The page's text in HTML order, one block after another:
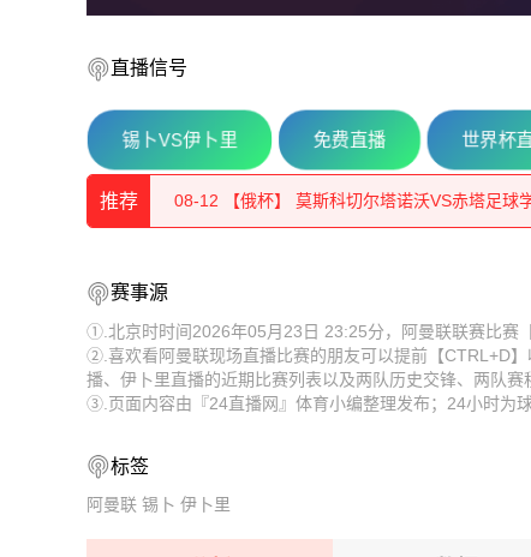
直播信号
锡卜VS伊卜里 免费直播 世界杯
推荐
08-12 【俄杯】 佩夏诺科普斯科耶海鸥VS伊兹
08-12 【俄杯】 莫斯科切尔塔诺沃VS赤塔足球
08-12 【俄杯】 FC穆罗姆VS利佩茨克冶金工人
08-12 【俄杯】 伊热夫斯克VS米阿斯鱼雷
08-12 【亚冠二级】 阿卡达格VSFC果阿
08-12 【俄杯】 索科尔萨拉托夫VS彼尔姆边疆
08-12 【俄杯】 莫斯科斯特罗吉诺VS弗拉基米
08-12 【俄杯】 伊热夫斯克VS米阿斯鱼雷
赛事源
①.北京时时间2026年05月23日 23:25分，阿曼联联赛比赛
②.喜欢看阿曼联现场直播比赛的朋友可以提前【CTRL+D
播、伊卜里直播的近期比赛列表以及两队历史交锋、两队赛
③.页面内容由『24直播网』体育小编整理发布；24小时为
标签
阿曼联 锡卜 伊卜里